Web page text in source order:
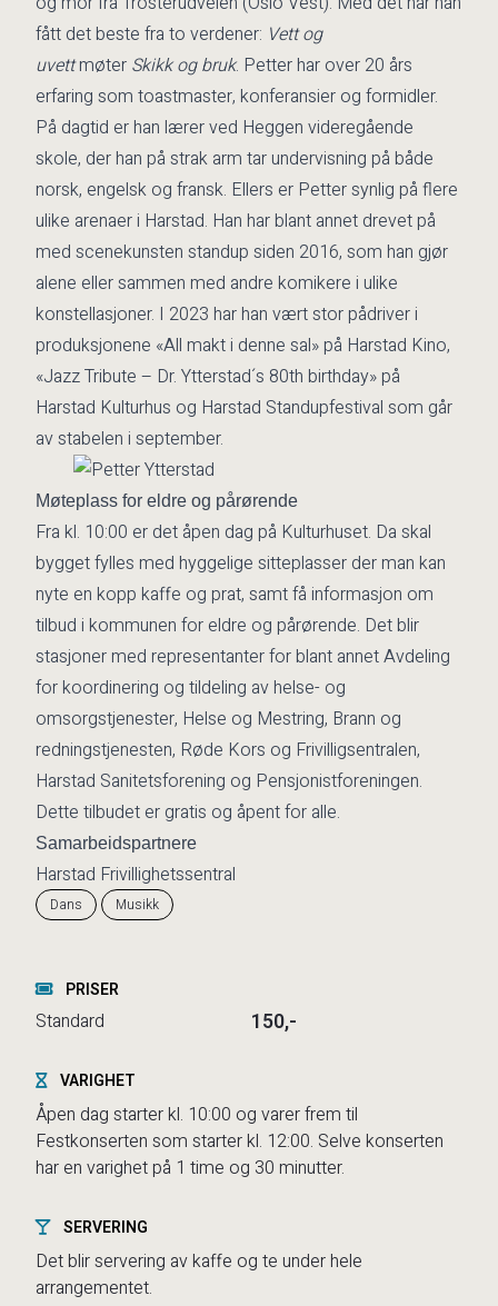
fått det beste fra to verdener: Vett og
uvettmøter Skikk og bruk. Petter har over 20 års
erfaring som toastmaster, konferansier og formidler.
På dagtid er han lærer ved Heggen videregående
skole, der han på strak arm tar undervisning på både
norsk, engelsk og fransk. Ellers er Petter synlig på flere
ulike arenaer i Harstad. Han har blant annet drevet på
med scenekunsten standup siden 2016, som han gjør
alene eller sammen med andre komikere i ulike
konstellasjoner. I 2023 har han vært stor pådriver i
produksjonene «All makt i denne sal» på Harstad Kino,
«Jazz Tribute – Dr. Ytterstad´s 80th birthday» på
Harstad Kulturhus og Harstad Standupfestival som går
av stabelen i september.
Møteplass for eldre og pårørende
Fra kl. 10:00 er det åpen dag på Kulturhuset. Da skal
bygget fylles med hyggelige sitteplasser der man kan
nyte en kopp kaffe og prat, samt få informasjon om
tilbud i kommunen for eldre og pårørende. Det blir
stasjoner med representanter for blant annet Avdeling
for koordinering og tildeling av helse- og
omsorgstjenester, Helse og Mestring, Brann og
redningstjenesten, Røde Kors og Frivilligsentralen,
Harstad Sanitetsforening og Pensjonistforeningen.
Dette tilbudet er gratis og åpent for alle.
Samarbeidspartnere
Harstad Frivillighetssentral
Dans Musikk
PRISER
Standard 150,-
VARIGHET
Åpen dag starter kl. 10:00 og varer frem til
Festkonserten som starter kl. 12:00. Selve konserten
har en varighet på 1 time og 30 minutter.
SERVERING
Det blir servering av kaffe og te under hele
arrangementet.